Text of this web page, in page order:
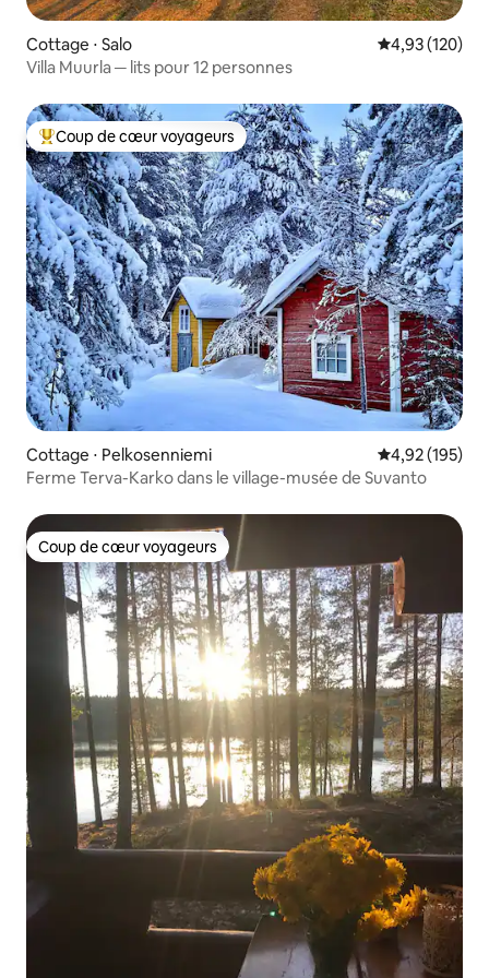
Cottage ⋅ Salo Évaluation
4,93 (120)
Villa Muurla ─ lits pour 12 personnes
Coups de cœur voyageurs les plus appréciés
Coup de cœur voyageurs
Cottage ⋅ Pelkosenniemi Évaluation
4,92 (195)
Ferme Terva-Karko dans le village-musée de Suvanto
Coup de cœur voyageurs
Coup de cœur voyageurs